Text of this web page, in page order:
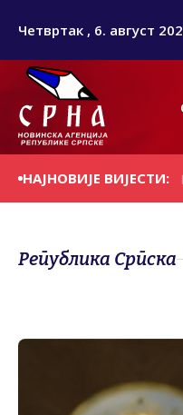
Четвртак , 6. август
НАЈНОВИЈЕ ВИЈЕСТИ:
"ВИТЕБСК" ИЗ
Република Српска